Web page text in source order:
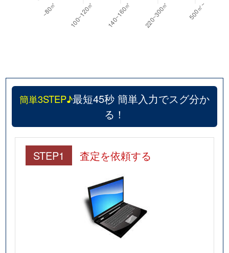
簡単3STEP♪最短45秒 簡単入力でスグ分か
る！
STEP1 査定を依頼する